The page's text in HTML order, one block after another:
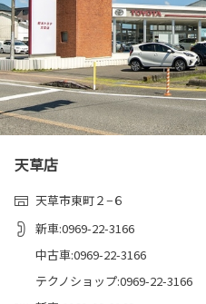
天草店
天草市東町２−６
新車:0969-22-3166
中古車:0969-22-3166
テクノショップ:0969-22-3166